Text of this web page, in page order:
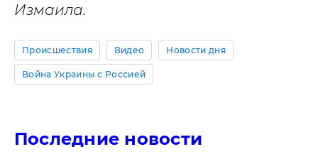
Измаила.
Происшествия Видео Новости дня
Война Украины с Россией
Последние новости